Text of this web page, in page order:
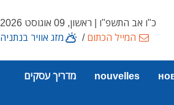
כ"ו אב התשפ"ו | ראשון, 09 אוגוסט 2026
המייל הכתום/ מזג אוויר בנתניה
nouvelles מדריך עסקים